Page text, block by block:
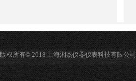
版权所有© 2018 上海湘杰仪器仪表科技有限公司